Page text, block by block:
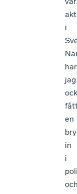
i
har
jag
en
in
i